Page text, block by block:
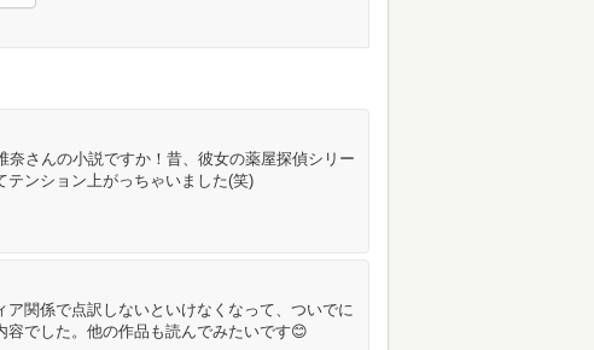
奈さんの小説ですか！昔、彼女の薬屋探偵シリー
テンション上がっちゃいました(笑)
関係で点訳しないといけなくなって、ついでに
でした。他の作品も読んでみたいです😊